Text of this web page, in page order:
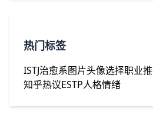
热门标签
ISTJ治愈系图片头像选择职业
知乎热议ESTP人格情绪